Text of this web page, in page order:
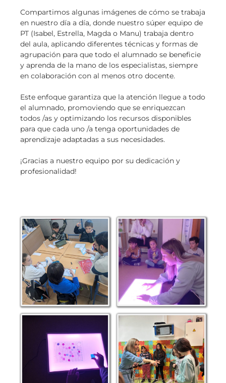
Compartimos algunas imágenes de cómo se trabaja
en nuestro día a día, donde nuestro súper equipo de
PT (Isabel, Estrella, Magda o Manu) trabaja dentro
del aula, aplicando diferentes técnicas y formas de
agrupación para que todo el alumnado se beneficie
y aprenda de la mano de los especialistas, siempre
en colaboración con al menos otro docente.
Este enfoque garantiza que la atención llegue a todo
el alumnado, promoviendo que se enriquezcan
todos /as y optimizando los recursos disponibles
para que cada uno /a tenga oportunidades de
aprendizaje adaptadas a sus necesidades.
¡Gracias a nuestro equipo por su dedicación y
profesionalidad!